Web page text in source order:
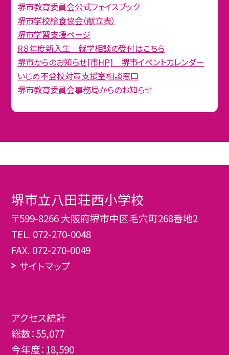
堺市教育委員会公式フェイスブック
堺市学校給食協会（献立表）
堺市学習支援ページ
R８年度新入生 就学相談の受付はこちら
堺市からのお知らせ[市HP] 堺市イベントカレンダー
いじめ不登校対策支援室相談窓口
堺市教育委員会事務局からのお知らせ
堺市立八田荘西小学校
〒599-8266 大阪府堺市中区毛穴町268番地2
TEL. 072-270-0048
FAX. 072-270-0049
サイトマップ
アクセス統計
総数：55,077
今年度： 18,590